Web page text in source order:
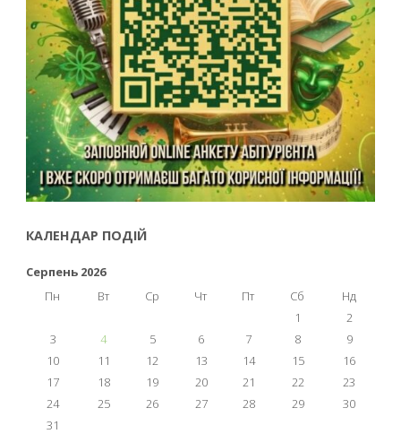
КАЛЕНДАР ПОДІЙ
Серпень 2026
Пн
Вт Ср Чт Пт Сб
Нд
1
2
3
4 5 6 7 8
9
10
11 12 13 14 15
16
17
18 19 20 21 22
23
24
25 26 27 28 29
30
31